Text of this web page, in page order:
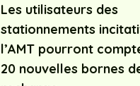
Les utilisateurs des
stationnements
l’AMT pourront
20 nouvelles bornes